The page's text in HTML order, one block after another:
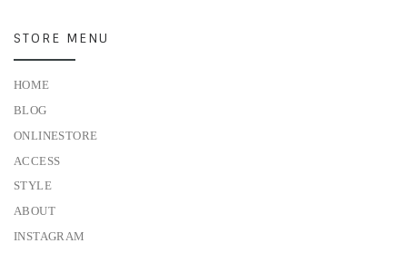
STORE MENU
HOME
BLOG
ONLINESTORE
ACCESS
STYLE
ABOUT
INSTAGRAM